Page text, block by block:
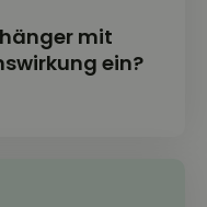
mit
ein?